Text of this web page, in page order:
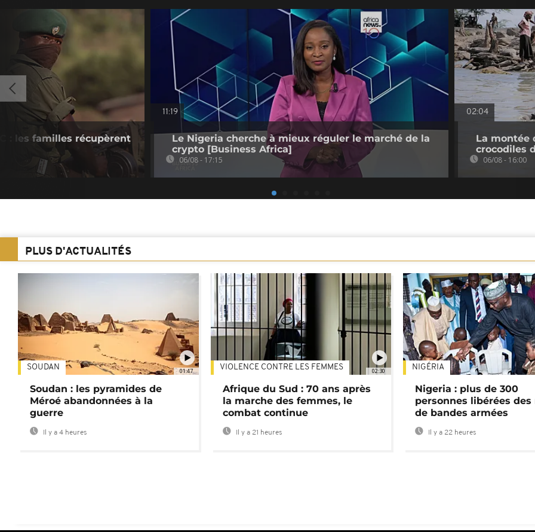
: les familles récupèrent
11:19
Le Nigeria cherche à mieux réguler le marché de la
crypto [Business Africa]
06/08 - 17:15
02:04
La montée
crocodiles
06/08 - 16:00
PLUS D'ACTUALITÉS
01:47
SOUDAN
Soudan : les pyramides de
Méroé abandonnées à la
guerre
Il y a 4 heures
02:30
VIOLENCE CONTRE LES FEMMES
Afrique du Sud : 70 ans après
la marche des femmes, le
combat continue
Il y a 21 heures
NIGÉRIA
Nigeria : plus de 300
personnes libérées des
de bandes armées
Il y a 22 heures